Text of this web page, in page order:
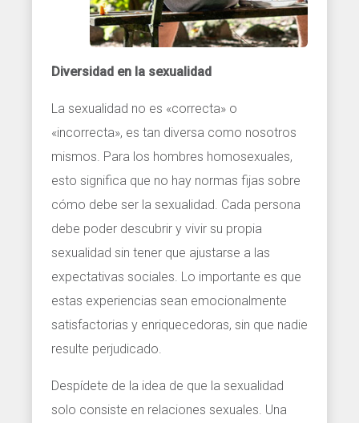
Diversidad en la sexualidad
La sexualidad no es «correcta» o
«incorrecta», es tan diversa como nosotros
mismos. Para los hombres homosexuales,
esto significa que no hay normas fijas sobre
cómo debe ser la sexualidad. Cada persona
debe poder descubrir y vivir su propia
sexualidad sin tener que ajustarse a las
expectativas sociales. Lo importante es que
estas experiencias sean emocionalmente
satisfactorias y enriquecedoras, sin que nadie
resulte perjudicado.
Despídete de la idea de que la sexualidad
solo consiste en relaciones sexuales. Una